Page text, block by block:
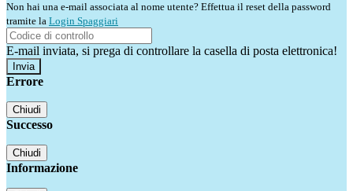
Non hai una e-mail associata al nome utente? Effettua il reset della password
tramite la Login Spaggiari
E-mail inviata, si prega di controllare la casella di posta elettronica!
Errore
Chiudi
Successo
Chiudi
Informazione